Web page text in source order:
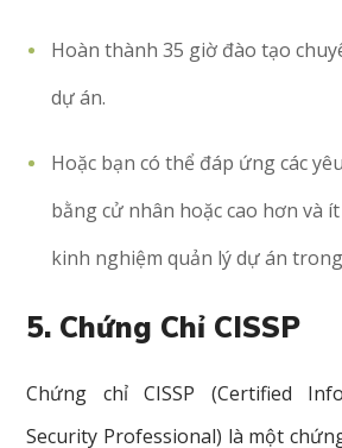
Hoàn thành 35 giờ đào tạo
dự án.
Hoặc bạn có thể đáp ứng các
bằng cử nhân hoặc cao hơn và
kinh nghiệm quản lý dự án
5. Chứng Chỉ CISSP
Chứng chỉ CISSP (Certified
Security Professional) là một